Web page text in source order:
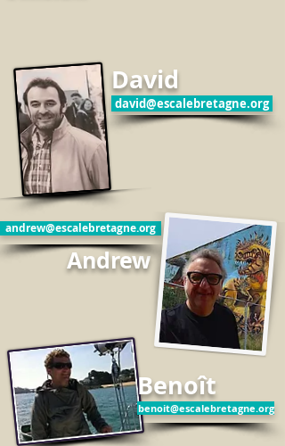
David
david@escalebretagne.org
Andrew
andrew@escalebretagne.org
Benoît
benoit@escalebretagne.org